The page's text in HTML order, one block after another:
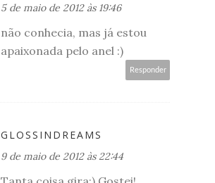
5 de maio de 2012 às 19:46
não conhecia, mas já estou
apaixonada pelo anel :)
Responder
GLOSSINDREAMS
9 de maio de 2012 às 22:44